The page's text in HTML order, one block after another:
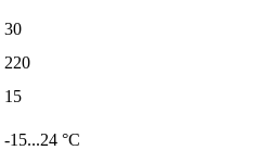
30
220
15
-15...24 °C